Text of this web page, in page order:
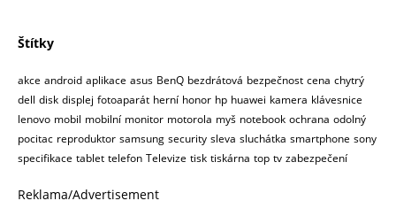
Štítky
akce android aplikace asus BenQ bezdrátová bezpečnost cena chytrý
dell disk displej fotoaparát herní honor hp huawei kamera klávesnice
lenovo mobil mobilní monitor motorola myš notebook ochrana odolný
pocitac reproduktor samsung security sleva sluchátka smartphone sony
specifikace tablet telefon Televize tisk tiskárna top tv zabezpečení
Reklama/Advertisement